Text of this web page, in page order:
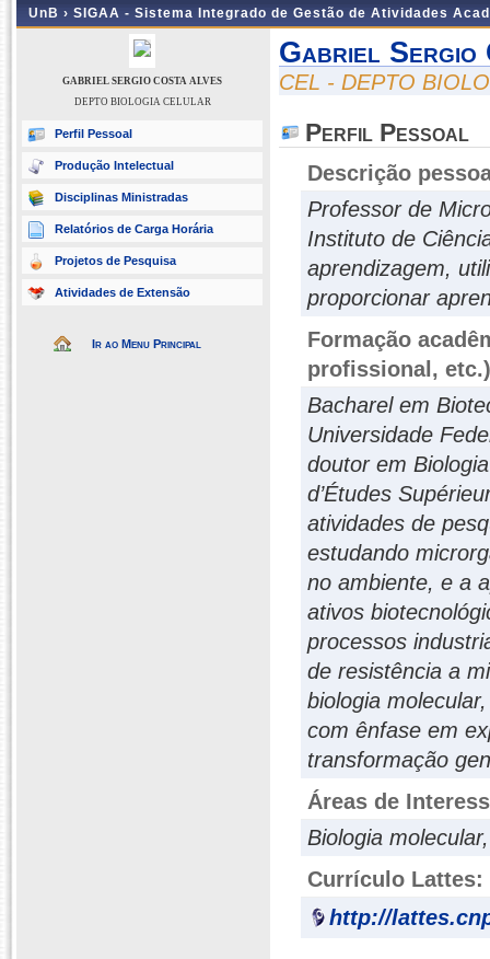
UnB › SIGAA - Sistema Integrado de Gestão de Atividades
GABRIEL SERGIO COSTA ALVES
DEPTO BIOLOGIA CELULAR
Perfil Pessoal
Produção Intelectual
Disciplinas Ministradas
Relatórios de Carga Horária
Projetos de Pesquisa
Atividades de Extensão
Ir ao Menu Principal
Gabriel Sergio
CEL - DEPTO
Perfil Pessoal
Descrição
Professor de
Instituto de
aprendizagem,
proporcionar
Formação
profissional, etc.)
Bacharel em
Universidade
doutor em
d’Études
atividades de
estudando
no ambiente, e a
ativos
processos
de resistência a
biologia
com ênfase em
transformação
Áreas de
Biologia
Currículo Lattes:
http://